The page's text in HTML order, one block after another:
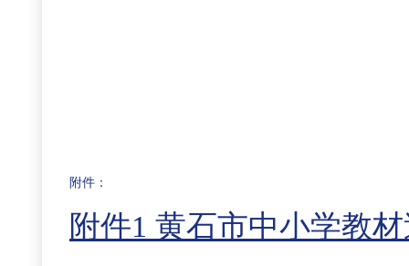
附件：
附件1 黄石市中小学教